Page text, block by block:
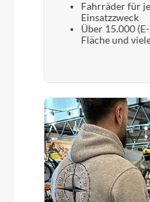
Fahrräder für
Einsatzzweck
Über 15.000
Fläche und